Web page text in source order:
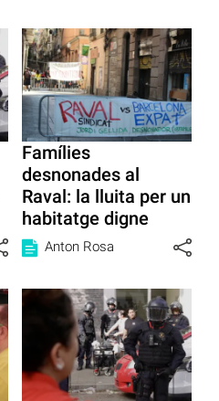
Famílies
desnonades al
Raval: la lluita per un
habitatge digne
Anton Rosa